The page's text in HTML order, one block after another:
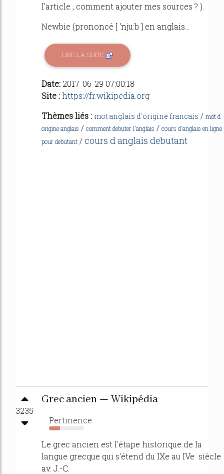
l'article , comment ajouter mes sources ? ).
Newbie (prononcé [ 'nju:b ] en anglais...
LIRE LA SUITE
Date: 2017-06-29 07:00:18
Site :https://fr.wikipedia.org
Thèmes liés : mot anglais d'origine francais / mot d
origine anglais / comment debuter l'anglais / cours d'anglais en ligne
pour debutant /cours d anglais debutant
3235
Grec ancien — Wikipédia
Pertinence
32%
Le grec ancien est l'étape historique de la
langue grecque qui s'étend du IXe au IVe siècle
av. J.-C.